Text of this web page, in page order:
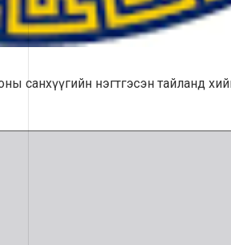
санхүүгийн нэгтгэсэн тайланд